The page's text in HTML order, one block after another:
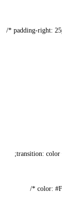
padding-right:
transition: color
color: